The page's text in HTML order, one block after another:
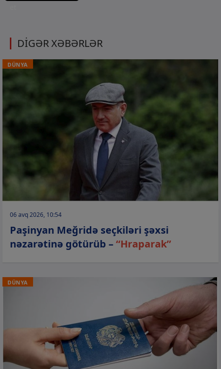
DİGƏR XƏBƏRLƏR
DÜNYA
06 avq 2026, 10:54
Paşinyan Meğridə seçkiləri şəxsi
nəzarətinə götürüb –“Hraparak”
DÜNYA